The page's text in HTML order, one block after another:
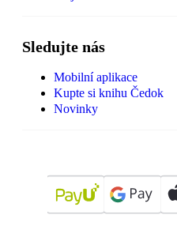
Sledujte nás
Mobilní aplikace
Kupte si knihu Čedok
Novinky